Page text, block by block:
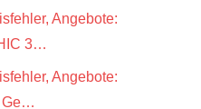
Angebote:
3…
Angebote:
Ge…